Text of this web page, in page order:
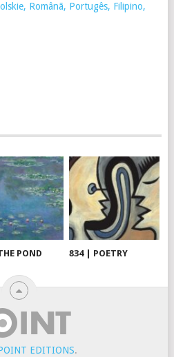
Românã, Portugês, Filipino,
POND 834 | POETRY
EDITIONS.